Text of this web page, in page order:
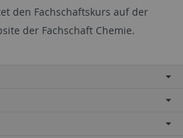
den Fachschaftskurs auf der
der Fachschaft Chemie.